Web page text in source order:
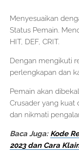
Menyesuaikan
Status Pemain.
HIT, DEF, CRIT.
Dengan mengikuti
perlengkapan dan
Pemain akan
Crusader yang kuat
dan nikmati
Baca Juga: Kode
2023 dan Cara